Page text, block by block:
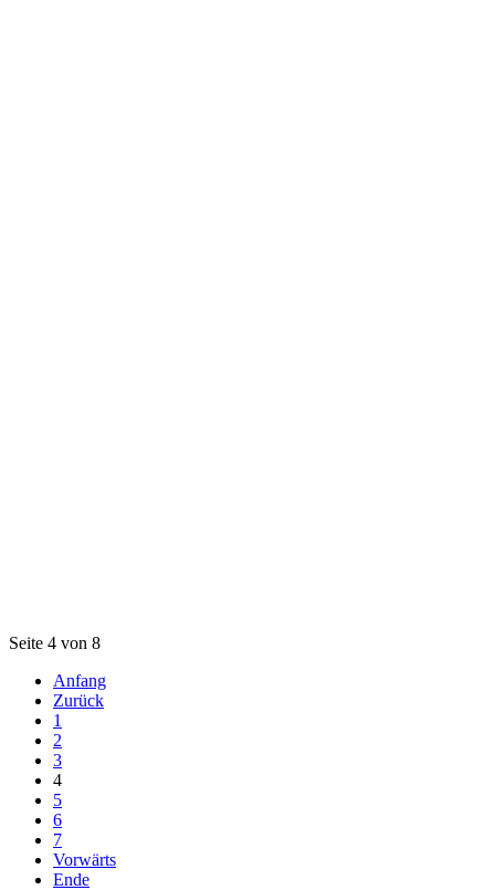
Seite 4 von 8
Anfang
Zurück
1
2
3
4
5
6
7
Vorwärts
Ende